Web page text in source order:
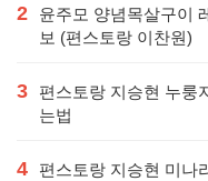
2
윤주모 양념목살구이
보 (편스토랑 이찬원)
3
편스토랑 지승현 누룽
는법
4
편스토랑 지승현 미나